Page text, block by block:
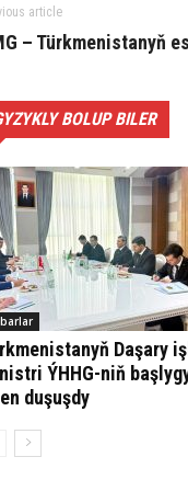
article
– Türkmenistanyň
BOLUP BILER
Daşary
ÝHHG-niň
duşuşdy